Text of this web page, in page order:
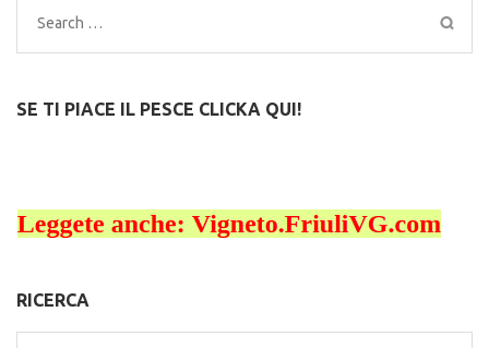
Search
SE TI PIACE IL PESCE CLICKA QUI!
RICERCA